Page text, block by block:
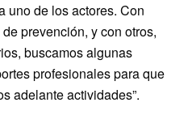
uno de los actores. Con
prevención, y con otros,
buscamos algunas
profesionales para que
adelante actividades”.